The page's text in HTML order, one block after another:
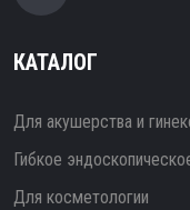
КАТАЛОГ
Для акушерства и
Гибкое
Для косметологии